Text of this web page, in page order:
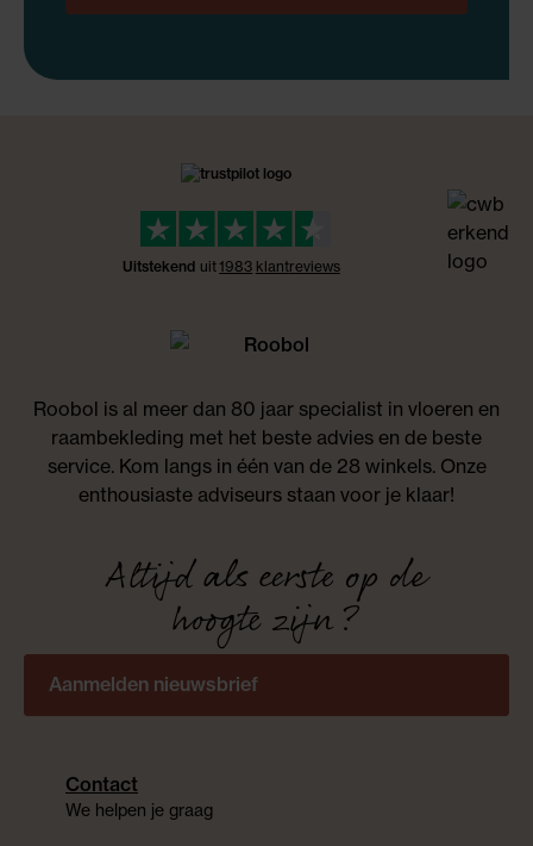
Roobol is al meer dan 80 jaar specialist in vloeren en
raambekleding met het beste advies en de beste
service. Kom langs in één van de 28 winkels. Onze
enthousiaste adviseurs staan voor je klaar!
Altijd als eerste op de
hoogte zijn?
Aanmelden nieuwsbrief
Contact
We helpen je graag
Uitstekend uit 1983 klantreviews